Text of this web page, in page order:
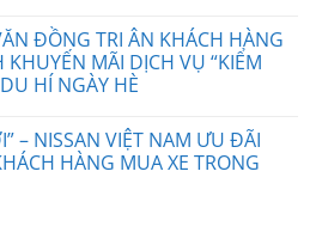
ĐỒNG TRI ÂN KHÁCH HÀNG
MÃI DỊCH VỤ “KIỂM
HÍ NGÀY HÈ
– NISSAN VIỆT NAM ƯU ĐÃI
HÀNG MUA XE TRONG